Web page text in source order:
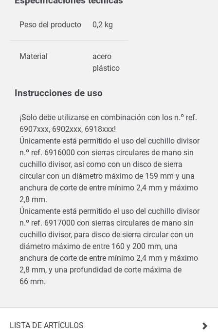
Peso del producto 0,2 kg
Material
acero
plástico
Instrucciones de uso
¡Solo debe utilizarse en combinación con los n.º ref.
6907xxx, 6902xxx, 6918xxx!
Únicamente está permitido el uso del cuchillo divisor
n.º ref. 6916000 con sierras circulares de mano sin
cuchillo divisor, así como con un disco de sierra
circular con un diámetro máximo de 159 mm y una
anchura de corte de entre mínimo 2,4 mm y máximo
2,8 mm.
Únicamente está permitido el uso del cuchillo divisor
n.º ref. 6917000 con sierras circulares de mano sin
cuchillo divisor, para disco de sierra circular con un
diámetro máximo de entre 160 y 200 mm, una
anchura de corte de entre mínimo 2,4 mm y máximo
2,8 mm, y una profundidad de corte máxima de
66 mm.
LISTA DE ARTÍCULOS